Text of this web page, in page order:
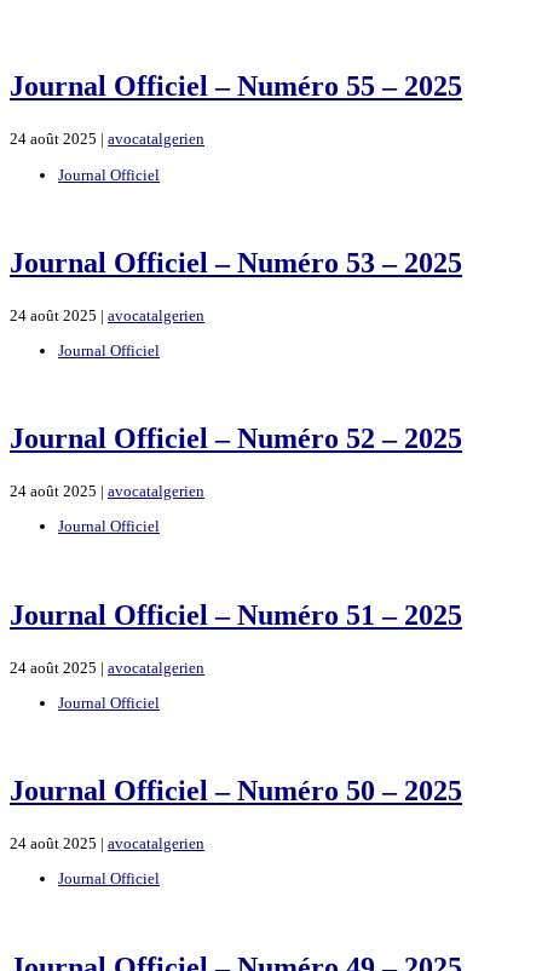
Journal Officiel – Numéro 55 – 2025
24 août 2025 | avocatalgerien
Journal Officiel
Journal Officiel – Numéro 53 – 2025
24 août 2025 | avocatalgerien
Journal Officiel
Journal Officiel – Numéro 52 – 2025
24 août 2025 | avocatalgerien
Journal Officiel
Journal Officiel – Numéro 51 – 2025
24 août 2025 | avocatalgerien
Journal Officiel
Journal Officiel – Numéro 50 – 2025
24 août 2025 | avocatalgerien
Journal Officiel